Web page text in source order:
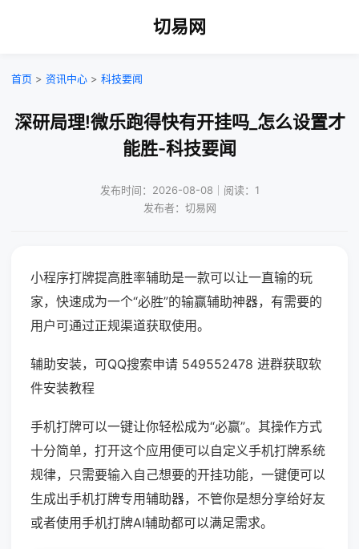
切易网
首页 > 资讯中心 > 科技要闻
深研局理!微乐跑得快有开挂吗_怎么设置才
能胜-科技要闻
发布时间：2026-08-08｜阅读：1
发布者：切易网
小程序打牌提高胜率辅助是一款可以让一直输的玩
家，快速成为一个“必胜”的输赢辅助神器，有需要的
用户可通过正规渠道获取使用。
辅助安装，可QQ搜索申请 549552478 进群获取软
件安装教程
手机打牌可以一键让你轻松成为“必赢”。其操作方式
十分简单，打开这个应用便可以自定义手机打牌系统
规律，只需要输入自己想要的开挂功能，一键便可以
生成出手机打牌专用辅助器，不管你是想分享给好友
或者使用手机打牌AI辅助都可以满足需求。